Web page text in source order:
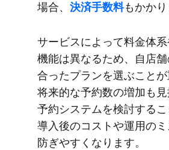
場合、 ​決済手数料も​かかり
サービスに​よって​料金体
機能は​異なる​ため、​自店
合った​プランを​選ぶことが​
将来的な​予約数の​増加も​見
予約システムを​検討する​こ
導入後の​コストや​運用の​
防ぎやすくなります。